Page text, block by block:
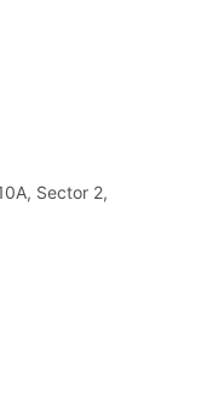
Sector 2,